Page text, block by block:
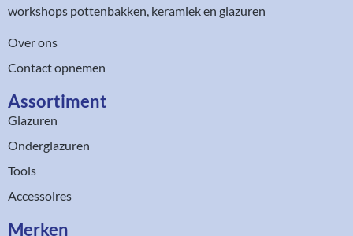
workshops pottenbakken, keramiek en glazuren
Over ons
Contact opnemen
Assortiment​
Glazuren
Onderglazuren
Tools
Accessoires
Merken